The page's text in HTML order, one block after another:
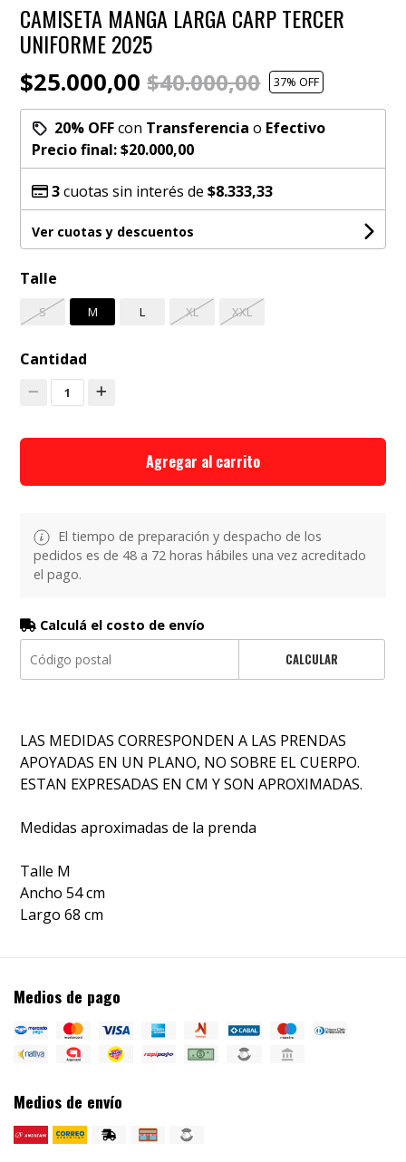
CAMISETA MANGA LARGA CARP TERCER
UNIFORME 2025
$25.000,00$40.000,00 37% OFF
20% OFFcon Transferencia o Efectivo
Precio final:$20.000,00
3cuotas sin interés de$8.333,33
Ver cuotas y descuentos
Talle
S M L XL XXL
Cantidad
1
Agregar al carrito
El tiempo de preparación y despacho de los
pedidos es de 48 a 72 horas hábiles una vez acreditado
el pago.
Calculá el costo de envío
CALCULAR
LAS MEDIDAS CORRESPONDEN A LAS PRENDAS
APOYADAS EN UN PLANO, NO SOBRE EL CUERPO.
ESTAN EXPRESADAS EN CM Y SON APROXIMADAS.
Medidas aproximadas de la prenda
Talle M
Ancho 54 cm
Largo 68 cm
Medios de pago
Medios de envío